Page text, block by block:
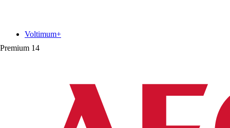
Premium 14
Voltimum+